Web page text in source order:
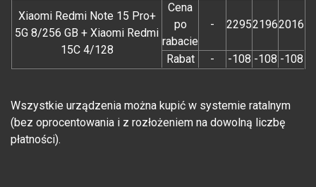
Xiaomi Redmi Note 15 Pro+
5G 8/256 GB + Xiaomi Redmi
15C 4/128
Cena
po
rabacie
- 229521962016
Rabat - -108 -108 -108
Wszystkie urządzenia można kupić w systemie ratalnym
(bez oprocentowania i z rozłożeniem na dowolną liczbę
płatności).